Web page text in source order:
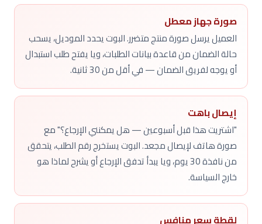
صورة جهاز معطل
العميل يرسل صورة منتج متضرر. البوت يحدد الموديل، يسحب
حالة الضمان من قاعدة بيانات الطلبات، ويا يفتح طلب استبدال
أو يوجه لفريق الضمان — في أقل من 30 ثانية.
إيصال باهت
"اشتريت هذا قبل أسبوعين — هل يمكنني الإرجاع؟" مع
صورة هاتف لإيصال مجعد. البوت يستخرج رقم الطلب، يتحقق
من نافذة 30 يوم، ويا يبدأ تدفق الإرجاع أو يشرح لماذا هو
خارج السياسة.
لقطة سعر منافس